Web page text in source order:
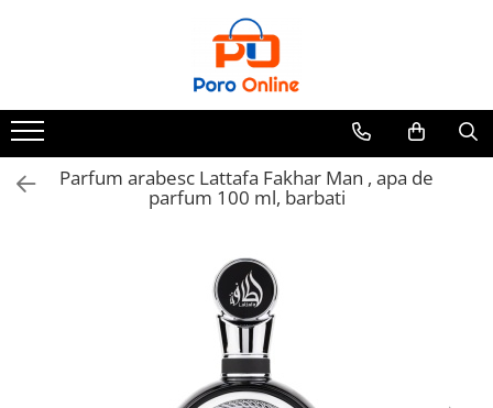
Clone
Parfum Barbati
Parfum Femei
Parfum arabesc Lattafa Fakhar Man , apa de
parfum 100 ml, barbati